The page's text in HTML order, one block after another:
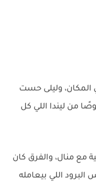
المكان، وليلى حست
من ليندا اللي كل
مع منال، والفرق كان
اللي بيعامله